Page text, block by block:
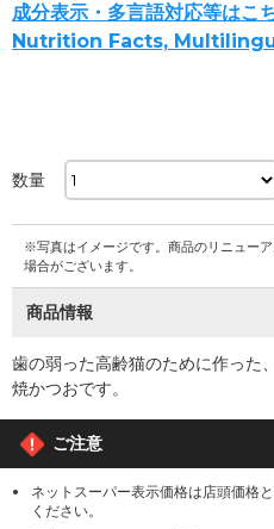
成分表示・多言語対応等はこ
Nutrition Facts,
数量
※写真はイメージです。商品のリニュー
場合がございます。
商品情報
歯の弱った高齢猫のために作った
焼かつおです。
ご注意
ネットスーパー表示価格は店頭価格
ください。